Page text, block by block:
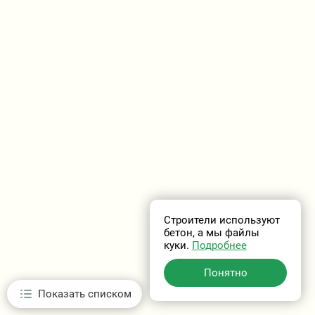
Показать списком
Строители используют
бетон, а мы файлы
куки. Подробнее
Понятно